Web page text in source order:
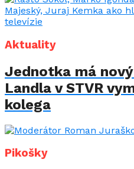
Aktuality
Jednotka má
Landla v STVR
kolega
Pikošky